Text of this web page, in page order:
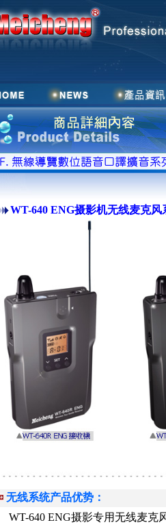
WT-640 ENG摄影机无线麦克风
无线系统产品优势：
WT-640 ENG摄影专用无线麦克